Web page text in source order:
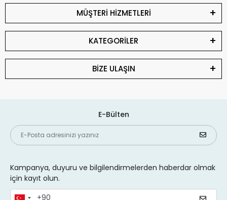
MÜŞTERİ HİZMETLERİ
KATEGORİLER
BİZE ULAŞIN
E-Bülten
Kampanya, duyuru ve bilgilendirmelerden haberdar olmak
için kayıt olun.